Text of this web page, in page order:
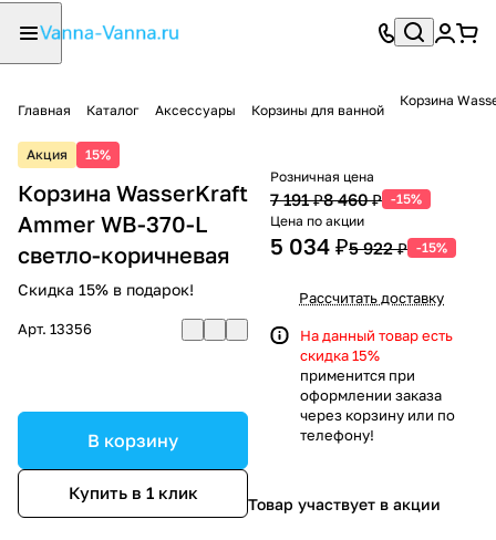
Главная Каталог Аксессуары Корзины для ванной
Корзина
Акция 15%
Корзина WasserKraft
Ammer WB-370-L
светло-коричневая
Скидка 15% в подарок!
Арт. 13356
В корзину
Купить в 1 клик
Розничная цена
7 191 ₽8 460 ₽ -15%
Цена по акции
5 034 ₽5 922 ₽ -15%
Рассчитать доставку
На данный товар есть
скидка 15%
применится при
оформлении заказа
через корзину или по
телефону!
Товар участвует в акции